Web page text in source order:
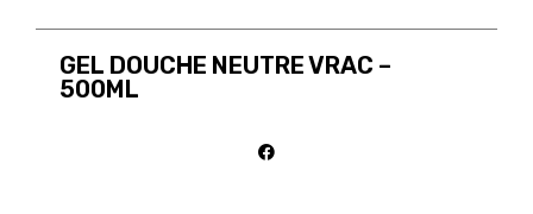
GEL DOUCHE NEUTRE VRAC –
500ML